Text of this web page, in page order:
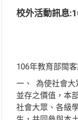
校外活動訊息
106年教育部閩
一、 為使社會大
並存之價值，本
社會大眾、各級